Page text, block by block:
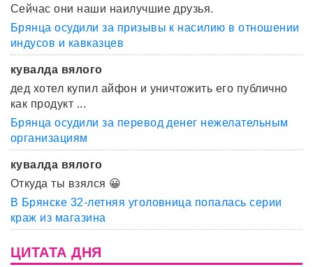
Сейчас они наши наилучшие друзья.
Брянца осудили за призывы к насилию в отношении
индусов и кавказцев
кувалда вялого
дед хотел купил айфон и уничтожить его публично
как продукт ...
Брянца осудили за перевод денег нежелательным
организациям
кувалда вялого
Откуда ты взялся 😀
В Брянске 32-летняя уголовница попалась серии
краж из магазина
ЦИТАТА ДНЯ